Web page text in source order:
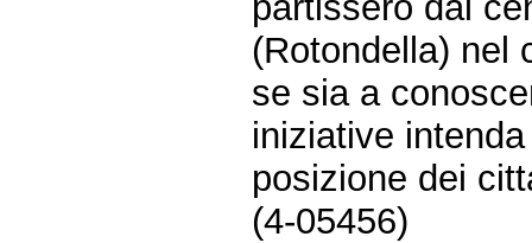
(Rotondella) nel
se sia a
iniziative
posizione dei
(4-05456)